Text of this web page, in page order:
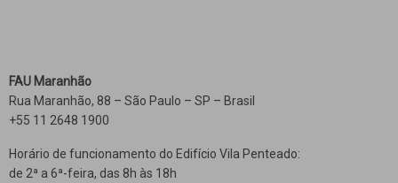
FAU Maranhão
Rua Maranhão, 88 – São Paulo – SP – Brasil
+55 11 2648 1900
Horário de funcionamento do Edifício Vila Penteado:
de 2ª a 6ª-feira, das 8h às 18h